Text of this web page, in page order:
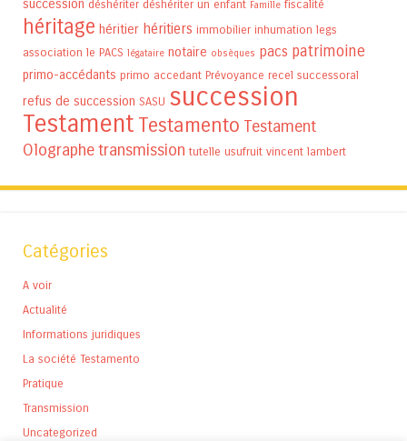
succession déshériter déshériter un enfant Famille fiscalité
héritage héritier héritiers immobilier inhumation legs
association le PACS légataire notaire obsèques pacs patrimoine
primo-accédants primo accedant Prévoyance recel successoral
refus de succession SASU succession
Testament Testamento Testament
Olographetransmission tutelle usufruit vincent lambert
Catégories
A voir
Actualité
Informations juridiques
La société Testamento
Pratique
Transmission
Uncategorized